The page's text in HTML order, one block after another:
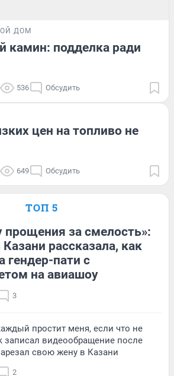
ДОМ
камин: подделка ради
536 Обсудить
цен на топливо не
649 Обсудить
ТОП 5
прощения за смелость»:
Казани рассказала, как
гендер-пати с
на авиашоу
3
простит меня, если что не
записал видеообращение после
свою жену в Казани
2